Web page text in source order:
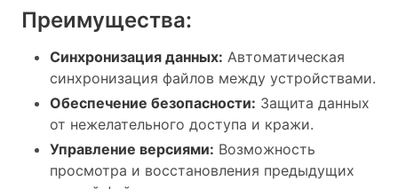
Преимущества:
Синхронизация данных: Автоматическая
синхронизация файлов между устройствами.
Обеспечение безопасности: Защита данных
от нежелательного доступа и кражи.
Управление версиями: Возможность
просмотра и восстановления предыдущих